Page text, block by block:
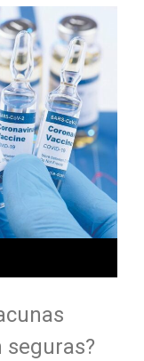
seguras?